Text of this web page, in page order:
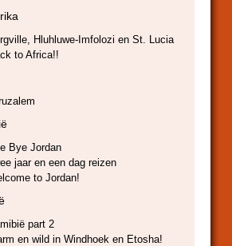
Hluhluwe-Imfolozi en St. Lucia
to Africa!!
Bye Jordan
jaar en een dag reizen
to Jordan!
part 2
en wild in Windhoek en Etosha!